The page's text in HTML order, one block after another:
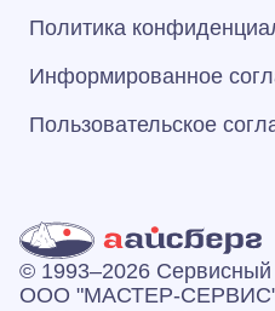
Политика
Информированное
Пользовательское
© 1993–2026 Сервисный
ООО "МАСТЕР-